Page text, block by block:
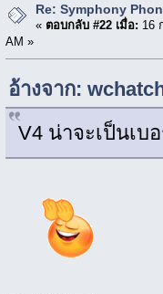
Re: Symphony
« ตอบกลับ #22 เมื่อ: 16
AM »
อ้างจาก:
V4 น่าจะเป็นเบ